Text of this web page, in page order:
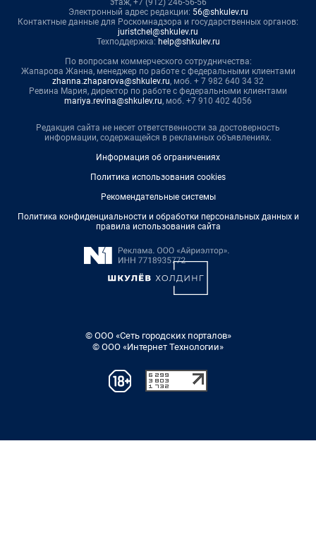
Электронный адрес редакции: 56@shkulev.ru
Контактные данные для Роскомнадзора и государственных органов:
juristchel@shkulev.ru
Техподдержка: help@shkulev.ru
По вопросам коммерческого сотрудничества:
Жапарова Жанна, менеджер по работе с федеральными клиентами
zhanna.zhaparova@shkulev.ru, моб. + 7 982 640 34 32
Ревина Мария, директор по работе с федеральными клиентами
mariya.revina@shkulev.ru, моб. +7 910 402 4056
Редакция сайта не несет ответственности за достоверность
информации, содержащейся в рекламных объявлениях.
Информация об ограничениях
Политика использования cookies
Рекомендательные системы
Политика конфиденциальности и обработки персональных данных и
правила использования сайта
© ООО «Сеть городских порталов»
© ООО «Интернет Технологии»